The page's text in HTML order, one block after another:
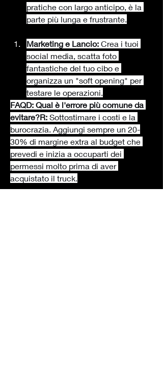
pratiche con largo anticipo, è la
parte più lunga e frustrante.
Marketing e Lancio: Crea i tuoi
social media, scatta foto
fantastiche del tuo cibo e
organizza un "soft opening" per
testare le operazioni.
FAQD: Qual è l'errore più comune da
evitare?R: Sottostimare i costi e la
burocrazia. Aggiungi sempre un 20-
30% di margine extra al budget che
prevedi e inizia a occuparti dei
permessi molto prima di aver
acquistato il truck.